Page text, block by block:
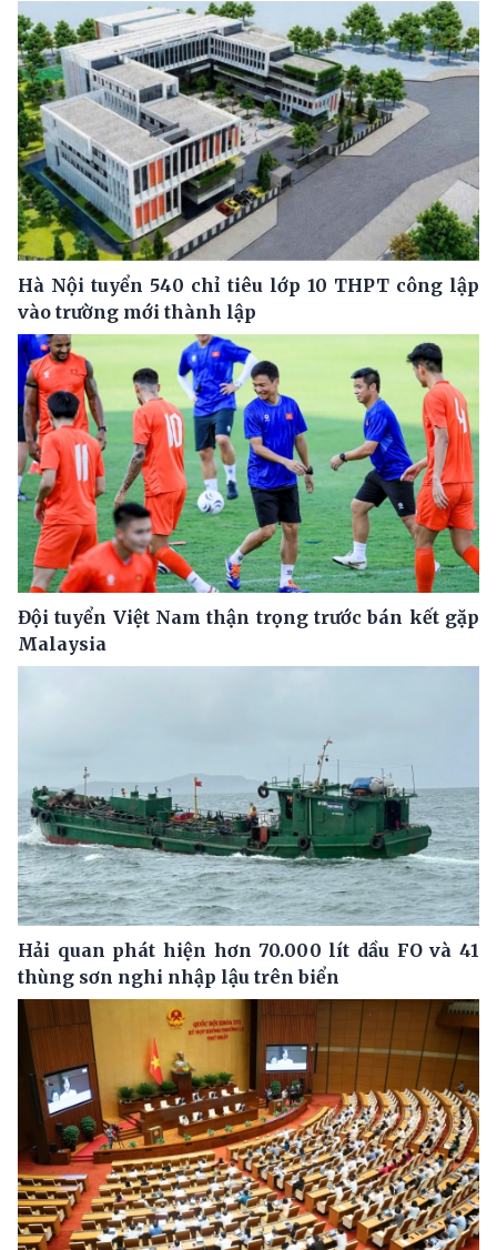
Hà Nội tuyển 540 chỉ tiêu lớp 10 THPT công lập
vào trường mới thành lập
Đội tuyển Việt Nam thận trọng trước bán kết gặp
Malaysia
Hải quan phát hiện hơn 70.000 lít dầu FO và 41
thùng sơn nghi nhập lậu trên biển